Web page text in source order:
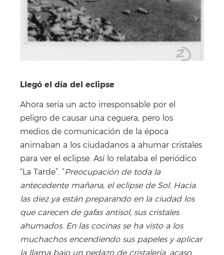
Llegó el día del eclipse
Ahora sería un acto irresponsable por el
peligro de causar una ceguera, pero los
medios de comunicación de la época
animaban a los ciudadanos a ahumar cristales
para ver el eclipse. Así lo relataba el periódico
“La Tarde”. “Preocupación de toda la
antecedente mañana, el eclipse de Sol. Hacia
las diez ya están preparando en la ciudad los
que carecen de gafas antisol, sus cristales
ahumados. En las cocinas se ha visto a los
muchachos encendiendo sus papeles y aplicar